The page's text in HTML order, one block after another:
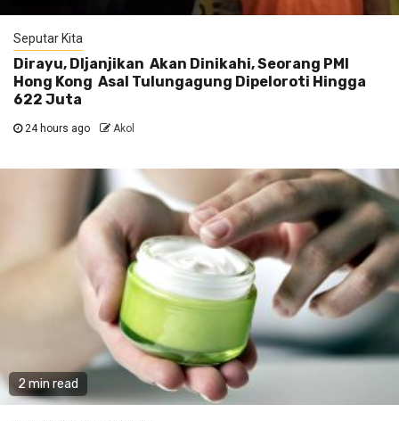
Seputar Kita
Dirayu, DIjanjikan Akan Dinikahi, Seorang PMI
Hong Kong Asal Tulungagung Dipeloroti Hingga
622 Juta
24 hours ago Akol
2 min read